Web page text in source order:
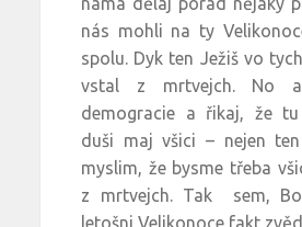
nás mohli na ty
spolu. Dyk ten Ježiš vo
vstal z mrtvejch. No
demogracie a řikaj, že tu
duši maj všici – nejen
myslim, že bysme třeba
z mrtvejch. Tak sem,